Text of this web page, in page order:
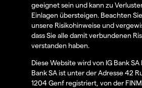
geeignet sein und kann zu
Einlagen übersteigen. Beachten
unsere Risikohinweise und
dass Sie alle damit verbundenen
verstanden haben.
Diese Website wird von IG Bank
Bank SA ist unter der Adresse 42
1204 Genf registriert, von der